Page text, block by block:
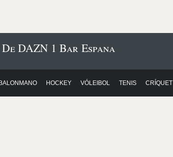
DAZN 1 Bar Espana
BALONMANO HOCKEY VÓLEIBOL TENIS CRÍQUET